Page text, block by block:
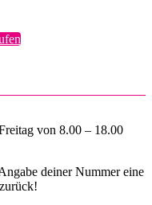
von 8.00 – 18.00
deiner Nummer eine